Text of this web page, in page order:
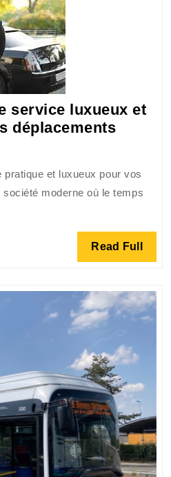
service luxueux et
déplacementsLes
le
service
et
vos
et luxueux pour vos
moderne où le temps
Read Full Read
Full